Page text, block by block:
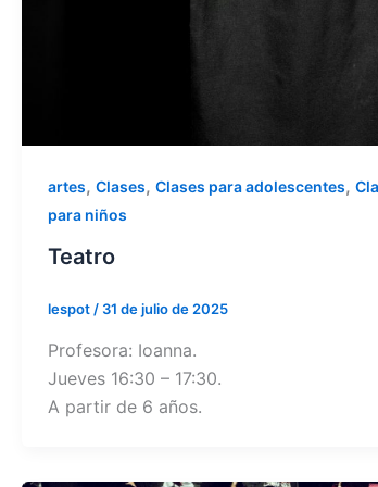
artes, Clases, Clases para adolescentes,
para niños
Teatro
lespot / 31 de julio de 2025
Profesora: Ioanna.
Jueves 16:30 – 17:30.
A partir de 6 años.